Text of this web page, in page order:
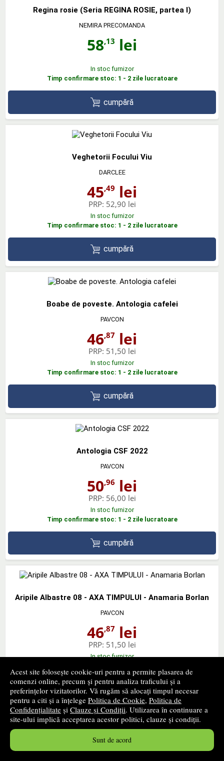
Acest site folosește cookie-uri pentru a permite plasarea de
comenzi online, precum și pentru analiza traficului și a
preferințelor vizitatorilor. Vă rugăm să alocați timpul necesar
pentru a citi și a înțelege Politica de Cookie, Politica de
Confidențialitate și Clauze și Condiții. Utilizarea în continuare a
site-ului implică acceptarea acestor politici, clauze și condiții.
Sunt de acord
Regina rosie (Seria REGINA ROSIE, partea I)
NEMIRA PRECOMANDA
58,13 lei
In stoc furnizor
Timp confirmare stoc: 1 - 2 zile lucratoare
cumpără
Veghetorii Focului Viu
DARCLEE
45,49 lei
PRP: 52,90 lei
In stoc furnizor
Timp confirmare stoc: 1 - 2 zile lucratoare
cumpără
Boabe de poveste. Antologia cafelei
PAVCON
46,87 lei
PRP: 51,50 lei
In stoc furnizor
Timp confirmare stoc: 1 - 2 zile lucratoare
cumpără
Antologia CSF 2022
PAVCON
50,96 lei
PRP: 56,00 lei
In stoc furnizor
Timp confirmare stoc: 1 - 2 zile lucratoare
cumpără
Aripile Albastre 08 - AXA TIMPULUI - Anamaria Borlan
PAVCON
46,87 lei
PRP: 51,50 lei
In stoc furnizor
cumpără
Revista CSF - Sincope Temporale